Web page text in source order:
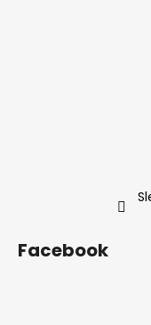
Facebook